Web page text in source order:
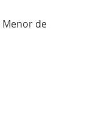
Menor de